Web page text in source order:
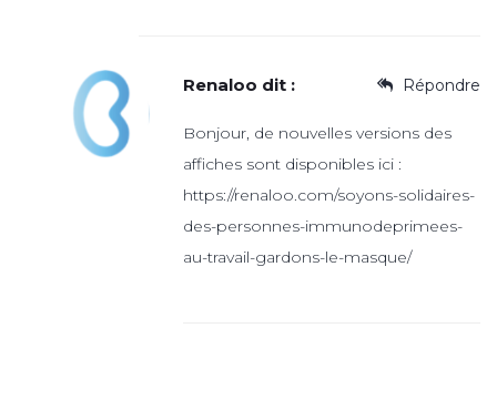
Répondre
Renaloo dit :
Bonjour, de nouvelles versions des
affiches sont disponibles ici :
https://renaloo.com/soyons-solidaires-
des-personnes-immunodeprimees-
au-travail-gardons-le-masque/